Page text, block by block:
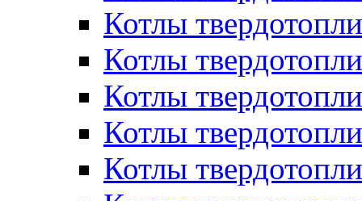
Котлы
Котлы
Котлы
Котлы
Котлы